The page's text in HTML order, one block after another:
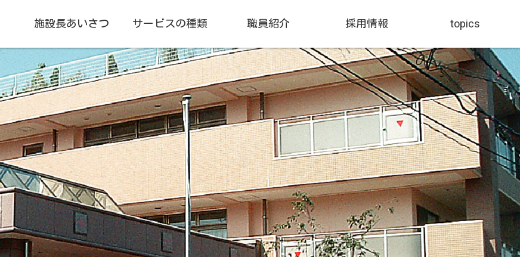
施設長あいさつ サービスの種類 職員紹介 採用情報 topics